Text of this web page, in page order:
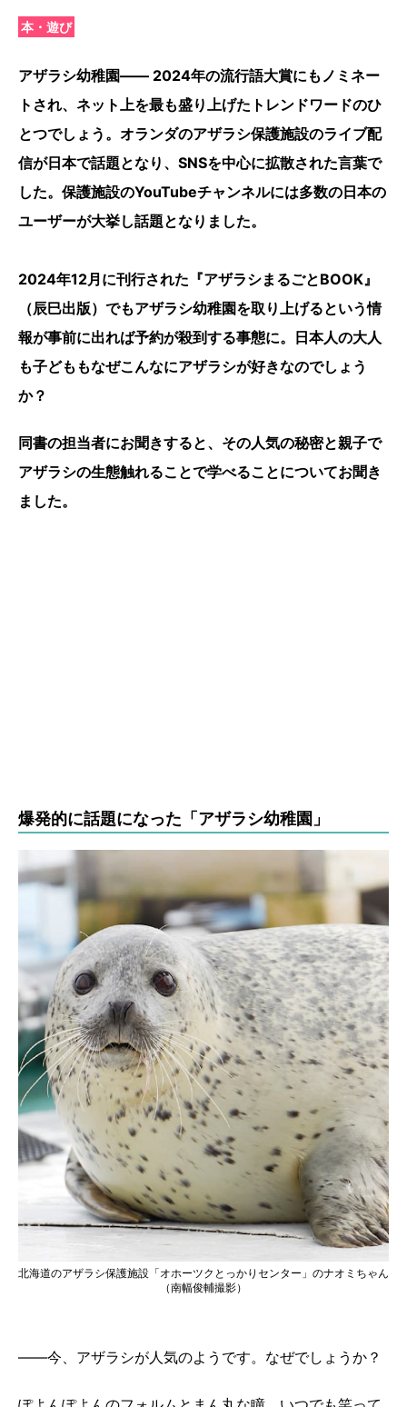
本・遊び
アザラシ幼稚園―― 2024年の流行語大賞にもノミネー
トされ、ネット上を最も盛り上げたトレンドワードのひ
とつでしょう。オランダのアザラシ保護施設のライブ配
信が日本で話題となり、SNSを中心に拡散された言葉で
した。保護施設のYouTubeチャンネルには多数の日本の
ユーザーが大挙し話題となりました。
2024年12月に刊行された『アザラシまるごとBOOK』
（辰巳出版）でもアザラシ幼稚園を取り上げるという情
報が事前に出れば予約が殺到する事態に。日本人の大人
も子どももなぜこんなにアザラシが好きなのでしょう
か？
同書の担当者にお聞きすると、その人気の秘密と親子で
アザラシの生態触れることで学べることについてお聞き
ました。
爆発的に話題になった「アザラシ幼稚園」
北海道のアザラシ保護施設「オホーツクとっかりセンター」のナオミちゃん
（南幅俊輔撮影）
――今、アザラシが人気のようです。なぜでしょうか？